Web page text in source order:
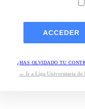
¿HAS OLVIDADO TU
← Ir a Liga Universitaria de